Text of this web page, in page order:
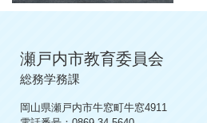
瀬戸内市教育委員会
総務学務課
岡山県瀬戸内市牛窓町牛窓4911